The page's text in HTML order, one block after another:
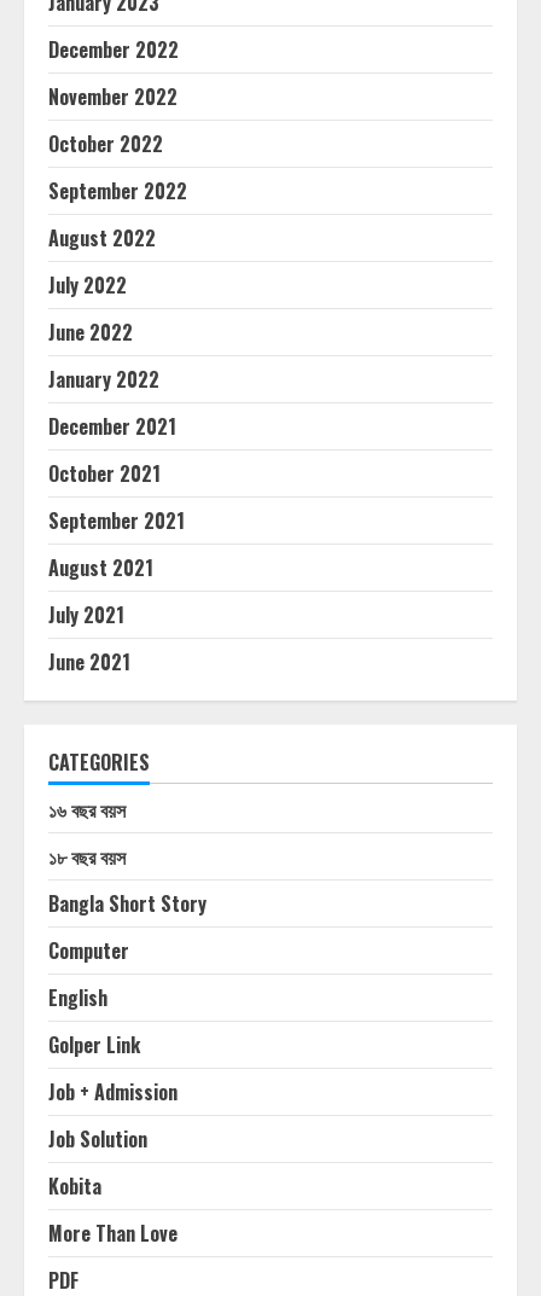
December 2022
November 2022
October 2022
September 2022
August 2022
July 2022
June 2022
January 2022
December 2021
October 2021
September 2021
August 2021
July 2021
June 2021
CATEGORIES
১৬ বছর বয়স
১৮ বছর বয়স
Bangla Short Story
Computer
English
Golper Link
Job + Admission
Job Solution
Kobita
More Than Love
PDF